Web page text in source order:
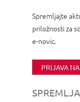
Spremljajte
priložnosti za
e-novic.
PRIJAVA